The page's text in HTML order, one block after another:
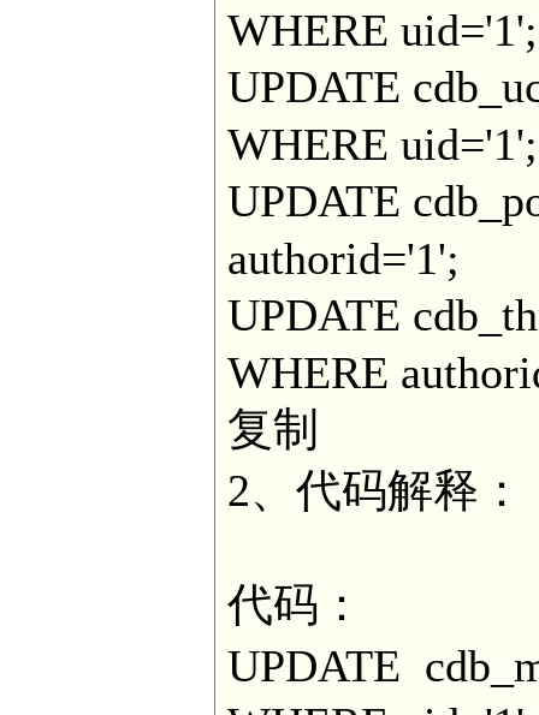
WHERE uid='1';
UPDATE
WHERE uid='1';
UPDATE
authorid='1';
UPDATE
WHERE
复制
2、代码解释：
代码：
UPDATE